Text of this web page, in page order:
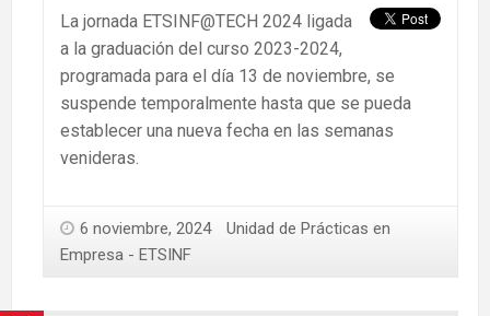
La jornada ETSINF@TECH 2024 ligada
a la graduación del curso 2023-2024,
programada para el día 13 de noviembre, se
suspende temporalmente hasta que se pueda
establecer una nueva fecha en las semanas
venideras.
6 noviembre, 2024
Unidad de Prácticas en
Empresa - ETSINF